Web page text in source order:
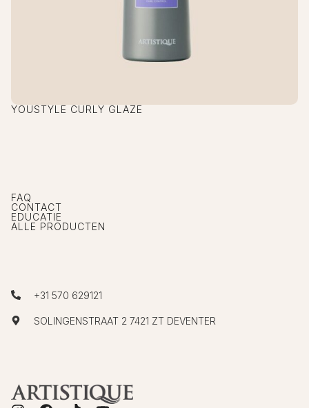
YOUSTYLE CURLY GLAZE
FAQ
CONTACT
EDUCATIE
ALLE PRODUCTEN
+31 570 629121
SOLINGENSTRAAT 2 7421 ZT DEVENTER